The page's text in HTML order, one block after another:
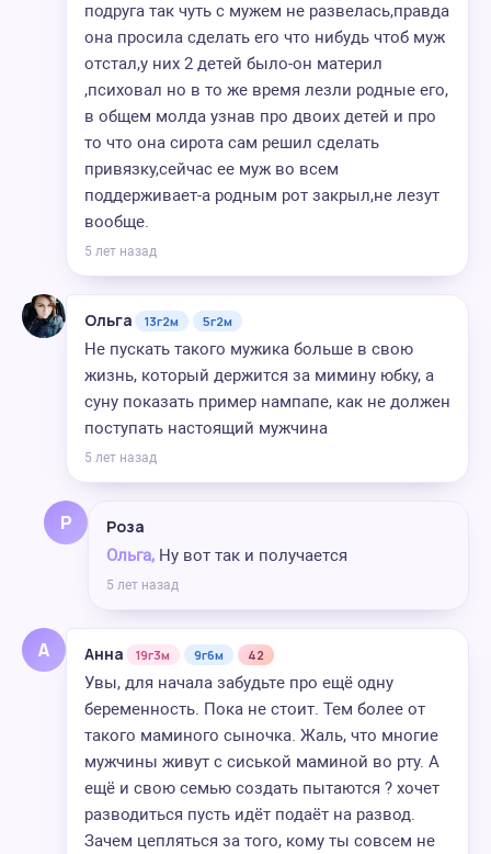
подруга так чуть с мужем не развелась,правда
она просила сделать его что нибудь чтоб муж
отстал,у них 2 детей было-он материл
,психовал но в то же время лезли родные его,
в общем молда узнав про двоих детей и про
то что она сирота сам решил сделать
привязку,сейчас ее муж во всем
поддерживает-а родным рот закрыл,не лезут
вообще.
5 лет назад
Ольга 13г2м 5г2м
Не пускать такого мужика больше в свою
жизнь, который держится за мимину юбку, а
суну показать пример нампапе, как не должен
поступать настоящий мужчина
5 лет назад
Р Роза
Ольга, Ну вот так и получается
5 лет назад
А Анна 19г3м 9г6м 42
Увы, для начала забудьте про ещё одну
беременность. Пока не стоит. Тем более от
такого маминого сыночка. Жаль, что многие
мужчины живут с сиськой маминой во рту. А
ещё и свою семью создать пытаются ? хочет
разводиться пусть идёт подаёт на развод.
Зачем цепляться за того, кому ты совсем не